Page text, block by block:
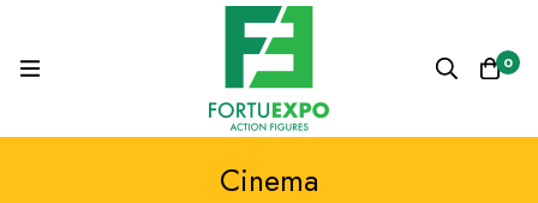
0
Cinema